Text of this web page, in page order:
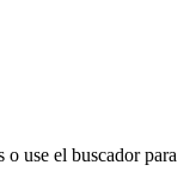
o use el buscador para